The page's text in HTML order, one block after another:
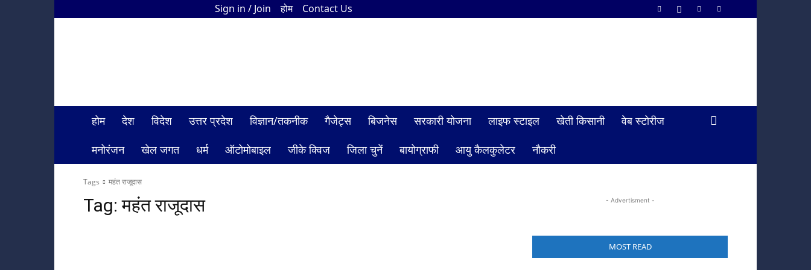
Sign in / Join होम Contact Us
होम देश विदेश उत्तर प्रदेश विज्ञान/तकनीक गैजेट्स बिजनेस सरकारी योजना लाइफ स्टाइल खेती किसानी
वेब स्टोरीज
मनोरंजन
खेल जगत धर्म ऑटोमोबाइल जीके क्विज जिला चुनें बायोग्राफी आयु कैलकुलेटर नौकरी
Tags महंत राजूदास
Tag:महंत राजूदास - Advertisment -
MOST READ